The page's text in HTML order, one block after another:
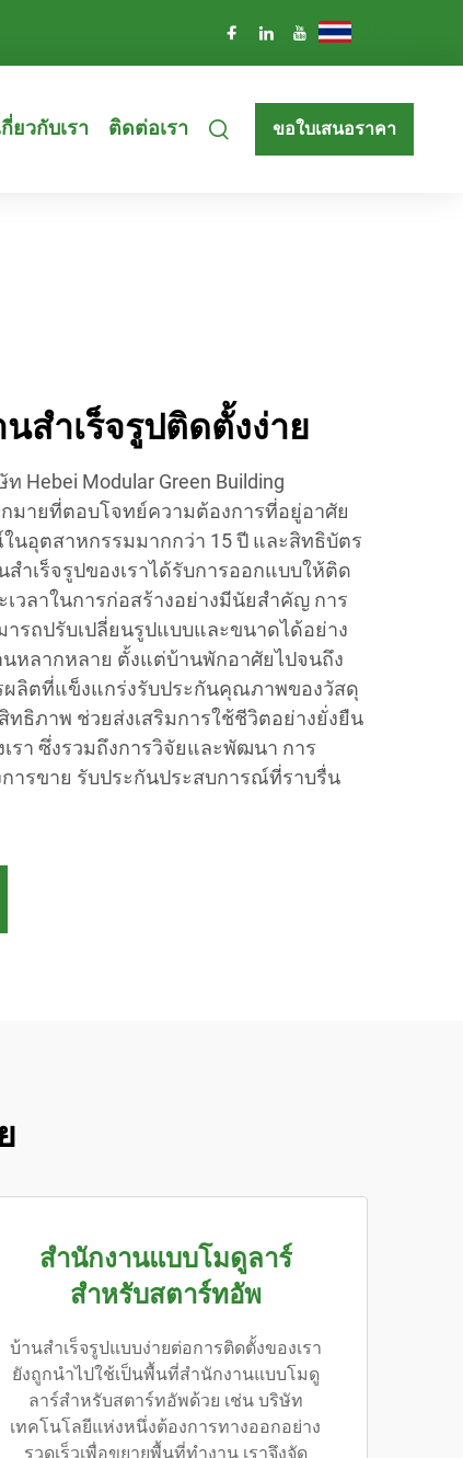
กี่ยวกับเรา ติดต่อเรา ขอใบเสนอราคา
สำเร็จรูปติดตั้งง่าย
Hebei Modular Green Building
กมายที่ตอบโจทย์ความต้องการที่อยู่อาศัย
นอุตสาหกรรมมากกว่า 15 ปี และสิทธิบัตร
สำเร็จรูปของเราได้รับการออกแบบให้ติด
เวลาในการก่อสร้างอย่างมีนัยสำคัญ การ
รถปรับเปลี่ยนรูปแบบและขนาดได้อย่าง
หลากหลาย ตั้งแต่บ้านพักอาศัยไปจนถึง
ผลิตที่แข็งแกร่งรับประกันคุณภาพของวัสดุ
ทธิภาพ ช่วยส่งเสริมการใช้ชีวิตอย่างยั่งยืน
รา ซึ่งรวมถึงการวิจัยและพัฒนา การ
ารขาย รับประกันประสบการณ์ที่ราบรื่น
สำนักงานแบบโมดูลาร์
สำหรับสตาร์ทอัพ
บ้านสำเร็จรูปแบบง่ายต่อการติดตั้งของเรา
ยังถูกนำไปใช้เป็นพื้นที่สำนักงานแบบโมดู
ลาร์สำหรับสตาร์ทอัพด้วย เช่น บริษัท
เทคโนโลยีแห่งหนึ่งต้องการทางออกอย่าง
รวดเร็วเพื่อขยายพื้นที่ทำงาน เราจึงจัด